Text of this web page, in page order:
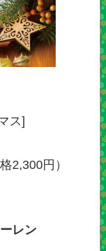
ス]
2,300円）
レン